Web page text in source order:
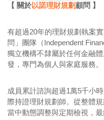
【 關於以諾理財規劃 顧問 】
有超過20年的理財規劃執案
問」團隊（Independent
獨立機構不隸屬於任何金融
發，專門為個人與家庭服務。
成員累計諮詢超過1萬5千小
際持證理財規劃師。從整體
當中動態調整與定期檢視，